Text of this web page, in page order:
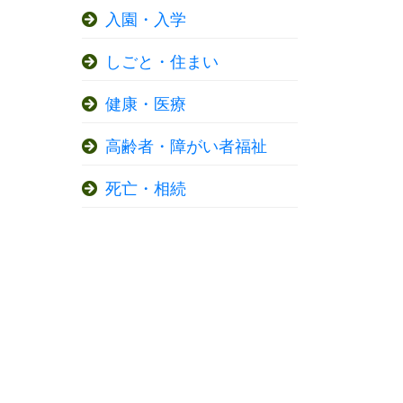
入園・入学
しごと・住まい
健康・医療
高齢者・障がい者福祉
死亡・相続